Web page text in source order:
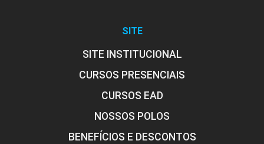
SITE
SITE INSTITUCIONAL
CURSOS PRESENCIAIS
CURSOS EAD
NOSSOS POLOS
BENEFÍCIOS E DESCONTOS